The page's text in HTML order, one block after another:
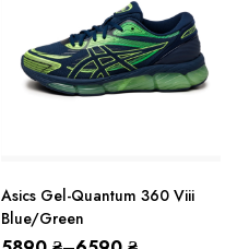
Asics Gel-Quantum 360 Viii
Blue/Green